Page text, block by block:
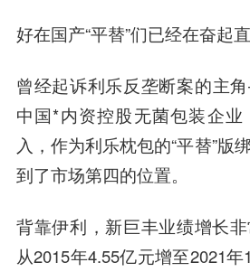
好在国产“平替”们已经在奋起直
曾经起诉利乐反垄断案的主
中国*内资控股无菌包装企业
入，作为利乐枕包的“平替”版
到了市场第四的位置。
背靠伊利，新巨丰业绩增长
从2015年4.55亿元增至2021